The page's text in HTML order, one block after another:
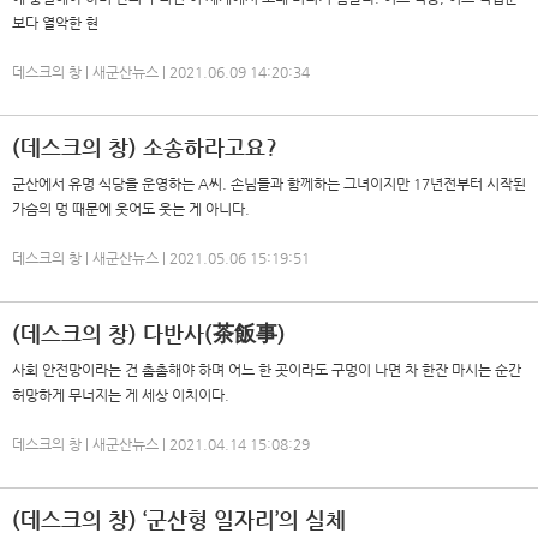
보다 열악한 현
데스크의 창 | 새군산뉴스 | 2021.06.09 14:20:34
(데스크의 창) 소송하라고요?
군산에서 유명 식당을 운영하는 A씨. 손님들과 함께하는 그녀이지만 17년전부터 시작된
가슴의 멍 때문에 웃어도 웃는 게 아니다.
데스크의 창 | 새군산뉴스 | 2021.05.06 15:19:51
(데스크의 창) 다반사(茶飯事)
사회 안전망이라는 건 촘촘해야 하며 어느 한 곳이라도 구멍이 나면 차 한잔 마시는 순간
허망하게 무너지는 게 세상 이치이다.
데스크의 창 | 새군산뉴스 | 2021.04.14 15:08:29
(데스크의 창) ‘군산형 일자리’의 실체